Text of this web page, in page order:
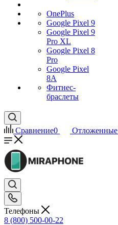
OnePlus
Google Pixel 9
Google Pixel 9
Pro XL
Google Pixel 8
Pro
Google Pixel
8A
Фитнес-
браслеты
Сравнение0 Отложенные
Телефоны
8 (800) 500-00-22